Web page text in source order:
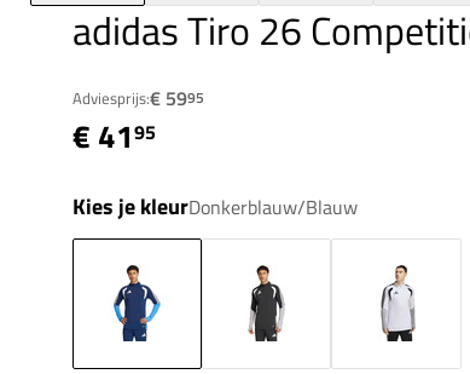
adidas Tiro 26
Adviesprijs:€ 5995
€ 4195
Kies je kleurDonkerblauw/Blauw